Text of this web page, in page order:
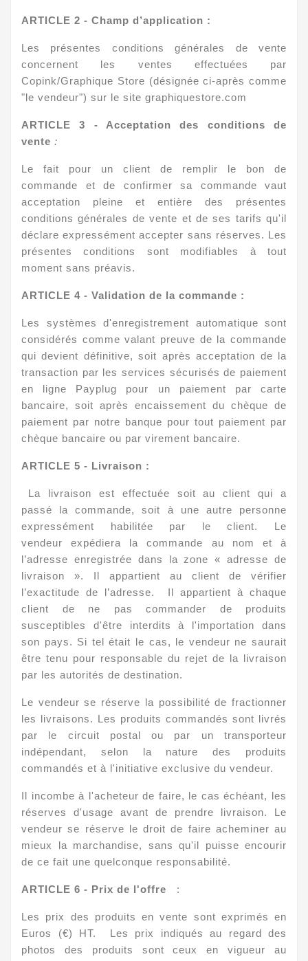
ARTICLE 2 - Champ d’application :
Les présentes conditions générales de vente
concernent les ventes effectuées par
Copink/Graphique Store (désignée ci-après comme
"le vendeur") sur le site graphiquestore.com
ARTICLE 3 - Acceptation des conditions de
vente :
Le fait pour un client de remplir le bon de
commande et de confirmer sa commande vaut
acceptation pleine et entière des présentes
conditions générales de vente et de ses tarifs qu'il
déclare expressément accepter sans réserves. Les
présentes conditions sont modifiables à tout
moment sans préavis.
ARTICLE 4 - Validation de la commande :
Les systèmes d'enregistrement automatique sont
considérés comme valant preuve de la commande
qui devient définitive, soit après acceptation de la
transaction par les services sécurisés de paiement
en ligne Payplug pour un paiement par carte
bancaire, soit après encaissement du chèque de
paiement par notre banque pour tout paiement par
chèque bancaire ou par virement bancaire.
ARTICLE 5 - Livraison :
La livraison est effectuée soit au client qui a
passé la commande, soit à une autre personne
expressément habilitée par le client. Le
vendeur expédiera la commande au nom et à
l’adresse enregistrée dans la zone « adresse de
livraison ». Il appartient au client de vérifier
l’exactitude de l’adresse. Il appartient à chaque
client de ne pas commander de produits
susceptibles d'être interdits à l'importation dans
son pays. Si tel était le cas, le vendeur ne saurait
être tenu pour responsable du rejet de la livraison
par les autorités de destination.
Le vendeur se réserve la possibilité de fractionner
les livraisons. Les produits commandés sont livrés
par le circuit postal ou par un transporteur
indépendant, selon la nature des produits
commandés et à l'initiative exclusive du vendeur.
Il incombe à l'acheteur de faire, le cas échéant, les
réserves d'usage avant de prendre livraison. Le
vendeur se réserve le droit de faire acheminer au
mieux la marchandise, sans qu'il puisse encourir
de ce fait une quelconque responsabilité.
ARTICLE 6 - Prix de l'offre :
Les prix des produits en vente sont exprimés en
Euros (€) HT. Les prix indiqués au regard des
photos des produits sont ceux en vigueur au